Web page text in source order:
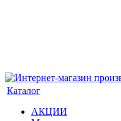
Каталог
АКЦИИ